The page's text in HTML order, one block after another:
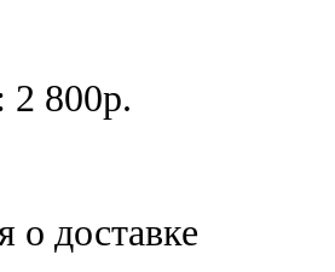
800р.
доставке